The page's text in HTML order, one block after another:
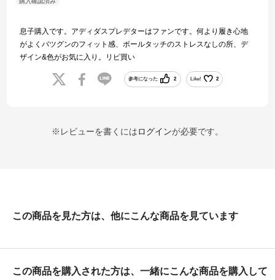
息子購入です。アディダスプレデターはファンです。何より履き心地
がよくバツグンのフィット感、ボールタッチのストレスなしの所、デ
ザイン&色がお気に入り。リピ買い
参考になった 2 Like! 2
※レビューを書くにはログインが必要です。
この商品を見た方は、他にこんな商品を見ています
この商品を購入された方は、一緒にこんな商品を購入して